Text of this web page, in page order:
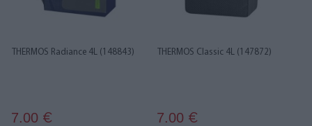
THERMOS Radiance 4L (148843)
7.00 €
THERMOS Classic 4L (147872)
7.00 €